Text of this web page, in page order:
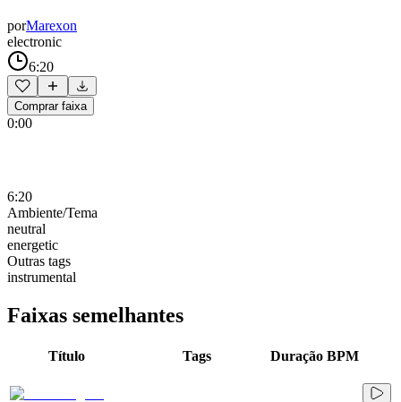
porMarexon
electronic
6:20
Comprar faixa
0:00
6:20
Ambiente/Tema
neutral
energetic
Outras tags
instrumental
Faixas semelhantes
Título Tags Duração BPM